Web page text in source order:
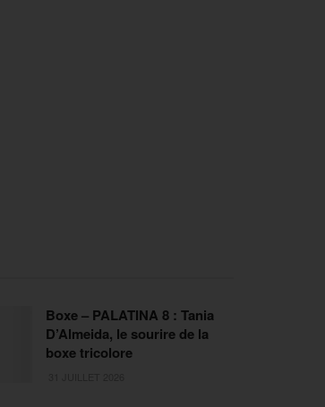
Boxe – PALATINA 8 : Tania
D’Almeida, le sourire de la
boxe tricolore